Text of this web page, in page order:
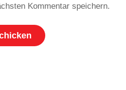
Kommentar speichern.